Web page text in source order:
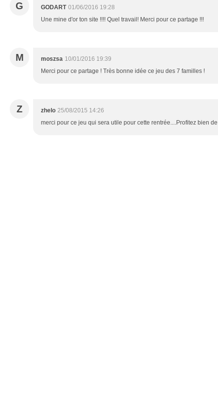
G GODART 01/06/2016 19:28
Une mine d'or ton site !!!! Quel travail! Merci pour ce partage !!!
M moszsa 10/01/2016 19:39
Merci pour ce partage ! Très bonne idée ce jeu des 7 familles !
Z zhelo 25/08/2015 14:26
merci pour ce jeu qui sera utile pour cette rentrée....Profitez bien